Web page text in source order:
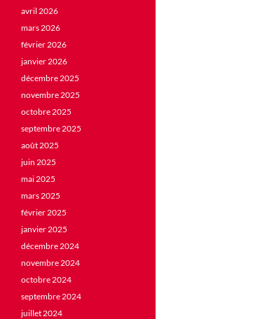
avril 2026
mars 2026
février 2026
janvier 2026
décembre 2025
novembre 2025
octobre 2025
septembre 2025
août 2025
juin 2025
mai 2025
mars 2025
février 2025
janvier 2025
décembre 2024
novembre 2024
octobre 2024
septembre 2024
juillet 2024